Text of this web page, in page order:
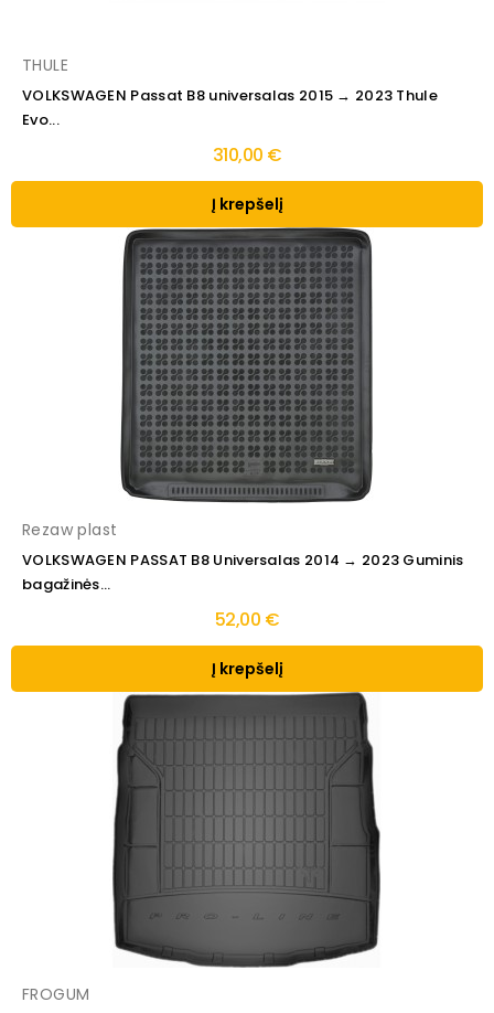
THULE
VOLKSWAGEN Passat B8 universalas 2015 → 2023 Thule
Evo...
310,00 €
Į krepšelį
Rezaw plast
VOLKSWAGEN PASSAT B8 Universalas 2014 → 2023 Guminis
bagažinės...
52,00 €
Į krepšelį
FROGUM